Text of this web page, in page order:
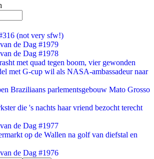
(not very sfw!)
de Dag #1979
de Dag #1978
met quad tegen boom, vier gewonden
met G-cup wil als NASA-ambassadeur naar
Braziliaans parlementsgebouw Mato Grosso
die 's nachts haar vriend bezocht terecht
de Dag #1977
op de Wallen na golf van diefstal en
de Dag #1976